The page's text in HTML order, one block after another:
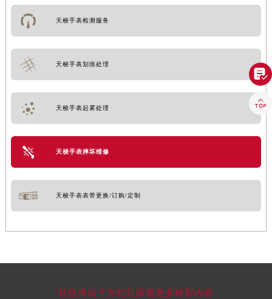
天梭手表检测服务
天梭手表划痕处理
天梭手表起雾处理
天梭手表摔坏维修
天梭手表表带更换/订购/定制
轻轻滑动下方栏目探索更多精彩内容

